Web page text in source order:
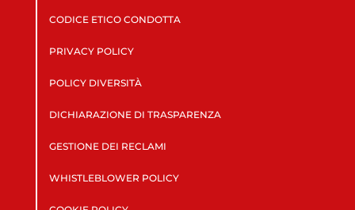
CODICE ETICO CONDOTTA
PRIVACY POLICY
POLICY DIVERSITÀ
DICHIARAZIONE DI TRASPARENZA
GESTIONE DEI RECLAMI
WHISTLEBLOWER POLICY